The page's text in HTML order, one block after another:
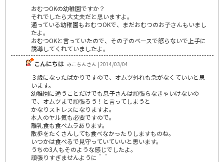
おむつOKの幼稚園ですか？
それでしたら大丈夫だと思いますよ。
通っている幼稚園もおむつOKで、まだおむつのお子さんもいまし
たよ。
おむつOKと言っていたので、その子のペースで怒らないで上手に
誘導してくれていましたよ。
こんにちは みこちんさん | 2014/03/04
３歳になったばかりですので、オムツ外れも急がなくていいと思
います。
幼稚園に通うことだけでも息子さんは頑張らなきゃいけないの
で、オムツまで頑張ろう！と言ってしまうと
かなりストレスになりますよ。
本人のヤル気も必要ですので。
離乳食も食べムラあります。
散歩をたくさんしても食べなかったりしますものね。
いつかは食べるで見守っていていいと思います。
うちの3人もそのような感じでしたよ。
頑張りすぎませんように＾＾